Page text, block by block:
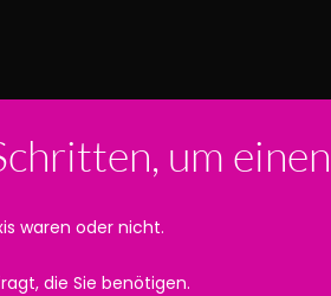
um
waren oder nicht.
die Sie benötigen.